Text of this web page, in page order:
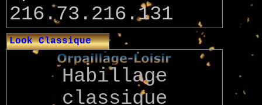
216.73.216.131
Look Classique
Habillage
classique